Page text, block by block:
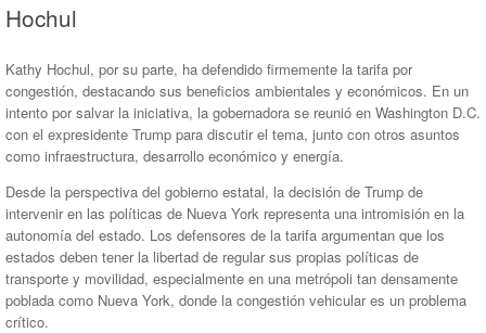
Hochul
Kathy Hochul, por su parte, ha defendido firmemente la tarifa por
congestión, destacando sus beneficios ambientales y económicos. En un
intento por salvar la iniciativa, la gobernadora se reunió en Washington D.C.
con el expresidente Trump para discutir el tema, junto con otros asuntos
como infraestructura, desarrollo económico y energía.
Desde la perspectiva del gobierno estatal, la decisión de Trump de
intervenir en las políticas de Nueva York representa una intromisión en la
autonomía del estado. Los defensores de la tarifa argumentan que los
estados deben tener la libertad de regular sus propias políticas de
transporte y movilidad, especialmente en una metrópoli tan densamente
poblada como Nueva York, donde la congestión vehicular es un problema
crítico.